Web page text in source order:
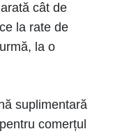
cât de
la rate de
la o
suplimentară
comerțul